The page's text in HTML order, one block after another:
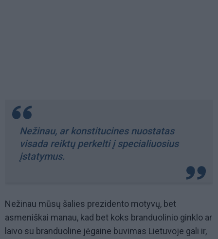
Nežinau, ar konstitucines nuostatas
visada reiktų perkelti į specialiuosius
įstatymus.
Nežinau mūsų šalies prezidento motyvų, bet
asmeniškai manau, kad bet koks branduolinio ginklo ar
laivo su branduoline jėgaine buvimas Lietuvoje gali ir,